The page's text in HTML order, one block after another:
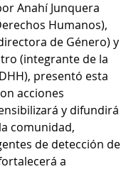
Anahí Junquera
Humanos),
de Género) y
(integrante de la
presentó esta
acciones
y difundirá
comunidad,
de detección de
a